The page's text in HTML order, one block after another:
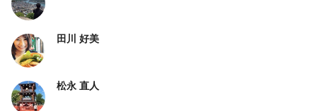
田川 好美
松永 直人